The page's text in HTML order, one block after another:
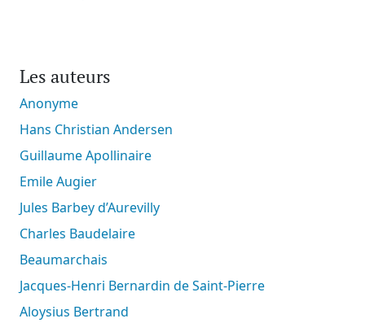
Les auteurs
Anonyme
Hans Christian Andersen
Guillaume Apollinaire
Emile Augier
Jules Barbey d’Aurevilly
Charles Baudelaire
Beaumarchais
Jacques-Henri Bernardin de Saint-Pierre
Aloysius Bertrand